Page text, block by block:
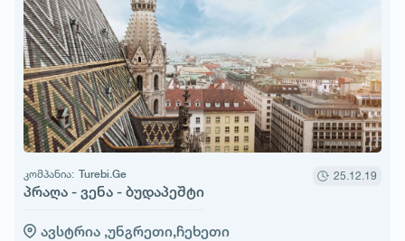
კომპანია: Turebi.Ge
პრაღა - ვენა - ბუდაპეშტი
25.12.19
ავსტრია ,უნგრეთი,ჩეხეთი